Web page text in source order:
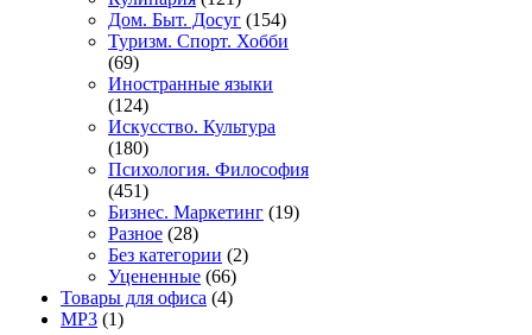
Дом. Быт. Досуг (154)
Туризм. Спорт. Хобби
(69)
Иностранные языки
(124)
Искусство. Культура
(180)
Психология. Философия
(451)
Бизнес. Маркетинг (19)
Разное (28)
Без категории (2)
Уцененные (66)
Товары для офиса (4)
MP3 (1)